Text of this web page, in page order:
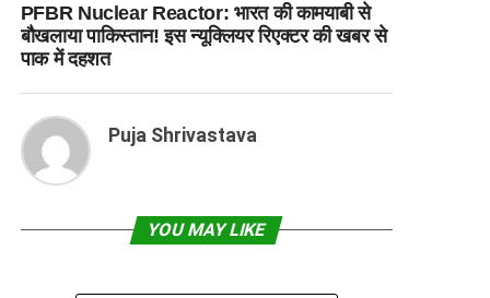
PFBR Nuclear Reactor: भारत की कामयाबी से
बौखलाया पाकिस्तान! इस न्यूक्लियर रिएक्टर की खबर से
पाक में दहशत
Puja Shrivastava
YOU MAY LIKE